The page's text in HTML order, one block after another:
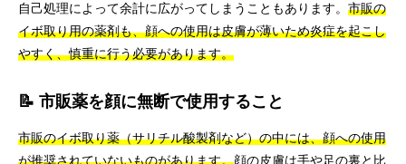
自己処理によって余計に広がってしまうこともあります。 市販の
イボ取り用の薬剤も、顔への使用は皮膚が薄いため炎症を起こし
やすく、慎重に行う必要があります。
📝 市販薬を顔に無断で使用すること
市販のイボ取り薬（サリチル酸製剤など）の中には、顔への使用
が推奨されていないものがあります。顔の皮膚は手や足の裏と比